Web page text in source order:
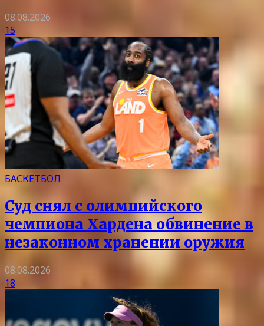
08.08.2026
15
БАСКЕТБОЛ
Суд снял с олимпийского
чемпиона Хардена обвинение в
незаконном хранении оружия
08.08.2026
18